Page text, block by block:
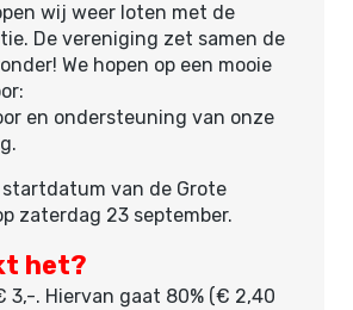
wij weer loten met de
De vereniging zet samen de
We hopen op een mooie
en ondersteuning van onze
startdatum van de Grote
zaterdag 23 september.
het?
3,-. Hiervan gaat 80% (€ 2,40